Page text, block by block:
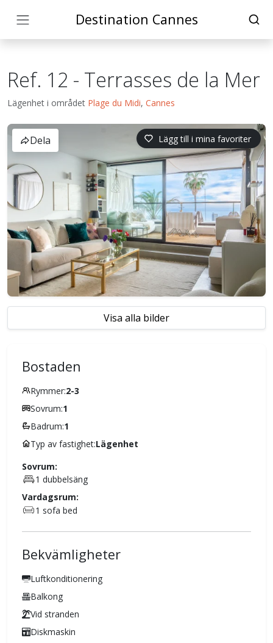
Destination Cannes
Ref. 12 - Terrasses de la Mer
Lägenhet i området Plage du Midi, Cannes
Lägg till i mina favoriter
Dela
Visa alla bilder
Bostaden
Rymmer:2-3
Sovrum:1
Badrum:1
Typ av fastighet:Lägenhet
Sovrum:
1 dubbelsäng
Vardagsrum:
1 sofa bed
Bekvämligheter
Luftkonditionering
Balkong
Vid stranden
Diskmaskin